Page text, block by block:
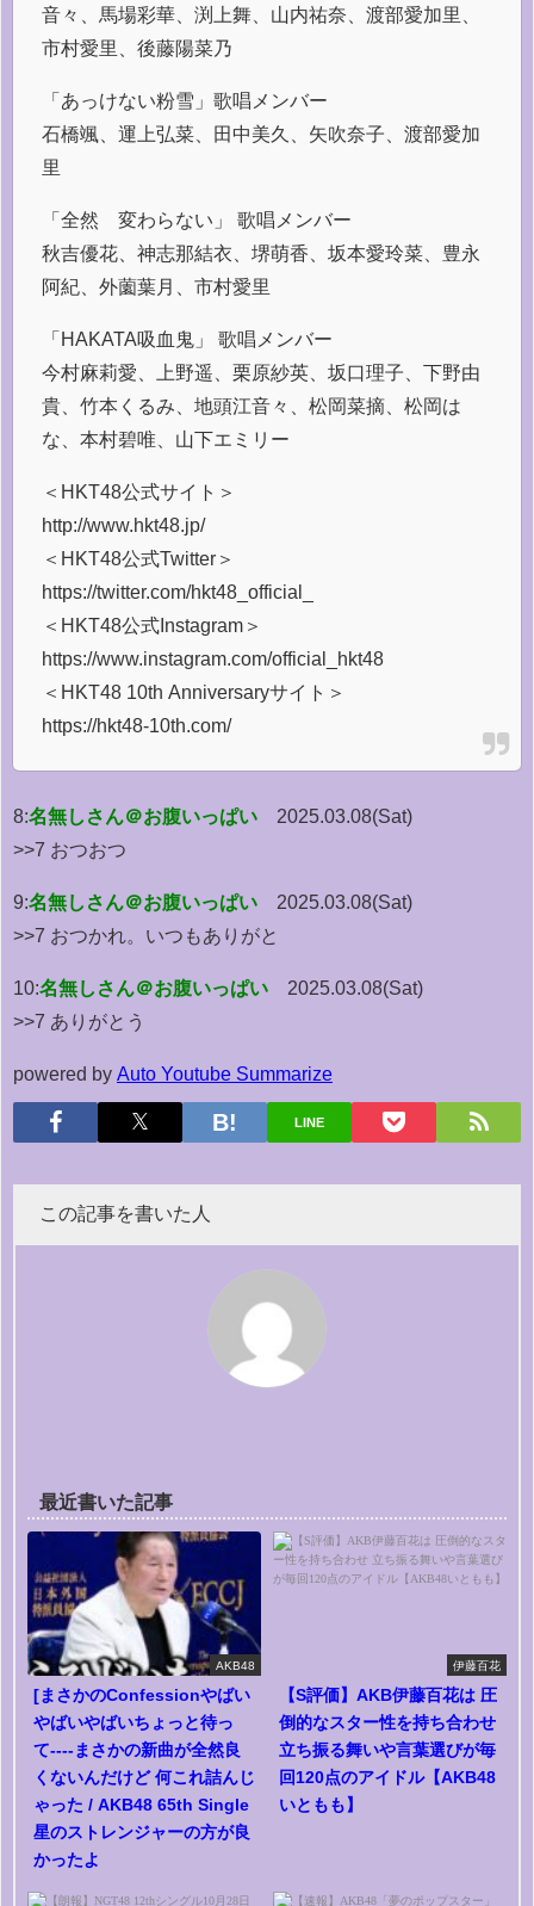
音々、馬場彩華、渕上舞、山内祐奈、渡部愛加里、
市村愛里、後藤陽菜乃
「あっけない粉雪」歌唱メンバー
石橋颯、運上弘菜、田中美久、矢吹奈子、渡部愛加
里
「全然 変わらない」 歌唱メンバー
秋吉優花、神志那結衣、堺萌香、坂本愛玲菜、豊永
阿紀、外薗葉月、市村愛里
「HAKATA吸血鬼」 歌唱メンバー
今村麻莉愛、上野遥、栗原紗英、坂口理子、下野由
貴、竹本くるみ、地頭江音々、松岡菜摘、松岡は
な、本村碧唯、山下エミリー
＜HKT48公式サイト＞
http://www.hkt48.jp/
＜HKT48公式Twitter＞
https://twitter.com/hkt48_official_
＜HKT48公式Instagram＞
https://www.instagram.com/official_hkt48
＜HKT48 10th Anniversaryサイト＞
https://hkt48-10th.com/
8:名無しさん＠お腹いっぱい
2025.03.08(Sat)
>>7 おつおつ
9:名無しさん＠お腹いっぱい
2025.03.08(Sat)
>>7 おつかれ。いつもありがと
10:名無しさん＠お腹いっぱい
2025.03.08(Sat)
>>7 ありがとう
powered by Auto Youtube Summarize
LINE
この記事を書いた人
最近書いた記事
AKB48
[まさかのConfessionやばい
やばいやばいちょっと待っ
て----まさかの新曲が全然良
くないんだけど 何これ詰んじ
ゃった / AKB48 65th Single
星のストレンジャーの方が良
かったよ
伊藤百花
【S評価】AKB伊藤百花は 圧
倒的なスター性を持ち合わせ
立ち振る舞いや言葉選びが毎
回120点のアイドル【AKB48
いともも】